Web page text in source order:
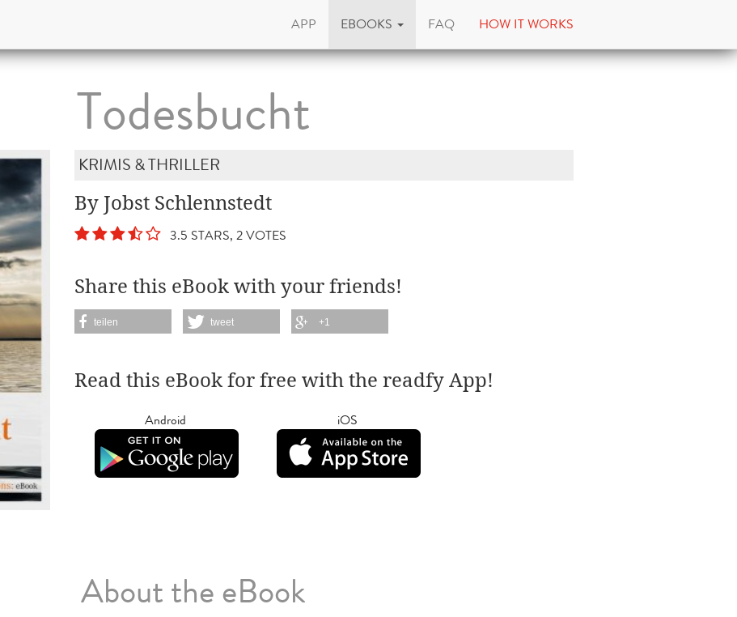
APP EBOOKS FAQ HOW IT WORKS
Todesbucht
KRIMIS & THRILLER
By Jobst Schlennstedt
3.5 STARS, 2 VOTES
Share this eBook with your friends!
teilen tweet +1
Read this eBook for free with the readfy App!
Android iOS
About the eBook